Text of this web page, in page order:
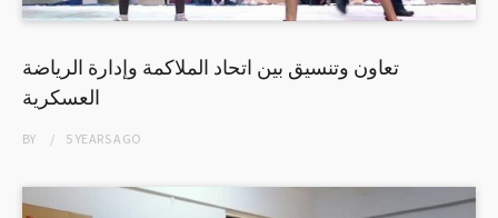
تعاون وتنسيق بين اتحاد الملاكمة وإدارة الرياضة
العسكرية
BY 5 YEARSAGO